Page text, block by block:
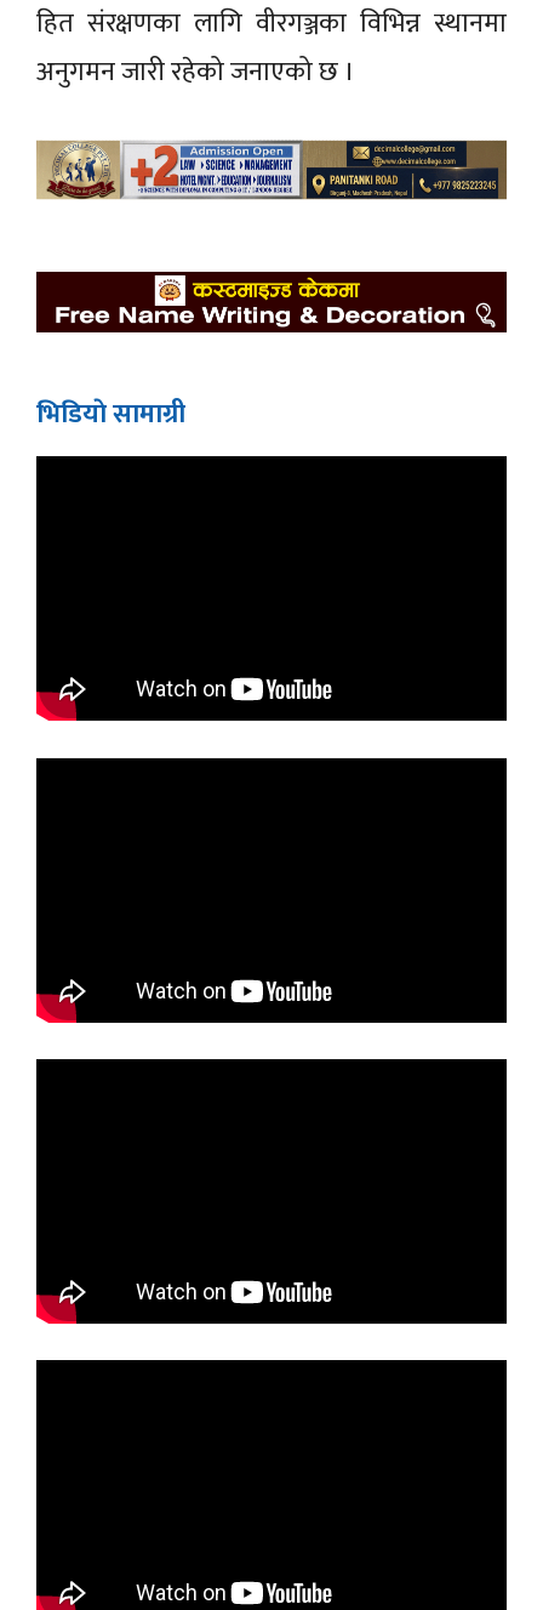
हित संरक्षणका लागि वीरगञ्जका विभिन्न स्थानमा
अनुगमन जारी रहेको जनाएको छ ।
भिडियाे सामाग्री